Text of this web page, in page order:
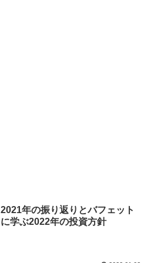
2021年の振り返りとバフェット
に学ぶ2022年の投資方針